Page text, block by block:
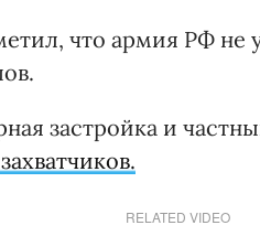
что армия РФ не
застройка и
RELATED VIDEO